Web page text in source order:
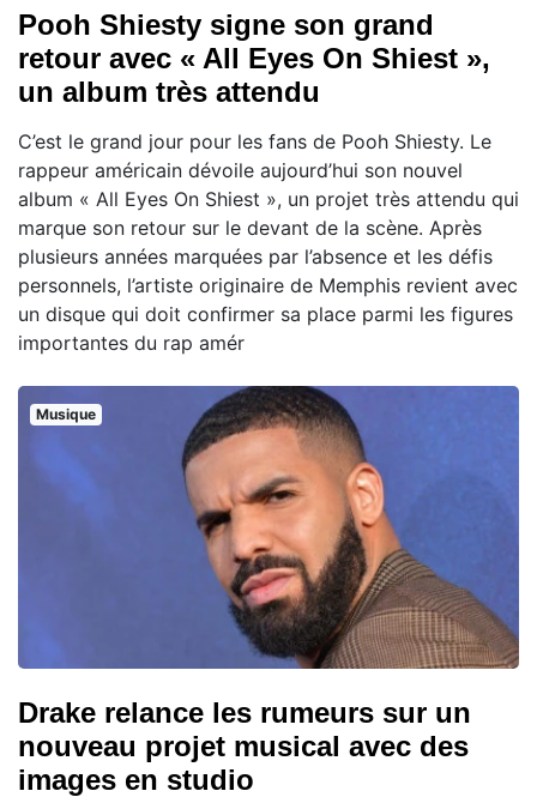
Pooh Shiesty signe son grand
retour avec « All Eyes On Shiest »,
un album très attendu
C’est le grand jour pour les fans de Pooh Shiesty. Le
rappeur américain dévoile aujourd’hui son nouvel
album « All Eyes On Shiest », un projet très attendu qui
marque son retour sur le devant de la scène. Après
plusieurs années marquées par l’absence et les défis
personnels, l’artiste originaire de Memphis revient avec
un disque qui doit confirmer sa place parmi les figures
importantes du rap amér
Musique
Drake relance les rumeurs sur un
nouveau projet musical avec des
images en studio